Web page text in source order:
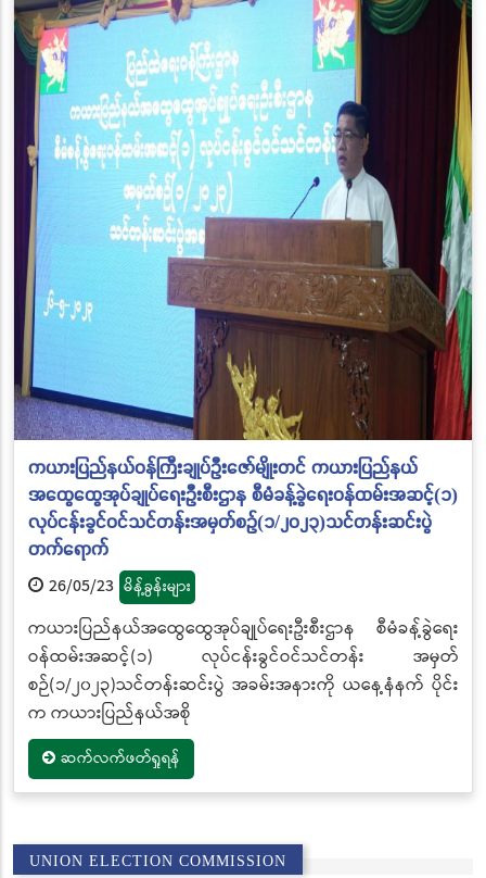
ကယားပြည်နယ်ဝန်ကြီးချုပ်ဦးဇော်မျိုးတင် ကယားပြည်နယ်
အထွေထွေအုပ်ချုပ်ရေးဦးစီးဌာန စီမံခန့်ခွဲရေးဝန်ထမ်းအဆင့်(၁)
လုပ်ငန်းခွင်ဝင်သင်တန်းအမှတ်စဉ်(၁/၂၀၂၃)သင်တန်းဆင်းပွဲ
တက်ရောက်
26/05/23 မိန့်ခွန်းများ
ကယားပြည်နယ်အထွေထွေအုပ်ချုပ်ရေးဦးစီးဌာန စီမံခန့်ခွဲရေး
ဝန်ထမ်းအဆင့်(၁) လုပ်ငန်းခွင်ဝင်သင်တန်း အမှတ်
စဉ်(၁/၂၀၂၃)သင်တန်းဆင်းပွဲ အခမ်းအနားကို ယနေ့နံနက် ပိုင်း
က ကယားပြည်နယ်အစို
ဆက်လက်ဖတ်ရှုရန်
UNION ELECTION COMMISSION